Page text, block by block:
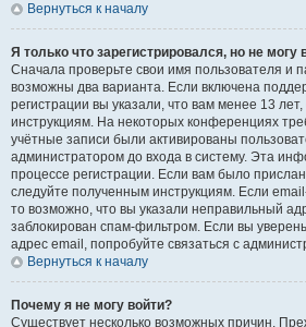
Вернуться к началу
Я только что зарегистрировался, но не могу
Сначала проверьте свои имя пользователя и
возможны два варианта. Если включена
регистрации вы указали, что вам менее 13
инструкциям. На некоторых конференциях
учётные записи были активированы
администратором до входа в систему. Эта
процессе регистрации. Если вам было
следуйте полученным инструкциям. Если
то возможно, что вы указали неправильный
заблокирован спам-фильтром. Если вы
адрес email, попробуйте связаться с
Вернуться к началу
Почему я не могу войти?
Существует несколько возможных причин.